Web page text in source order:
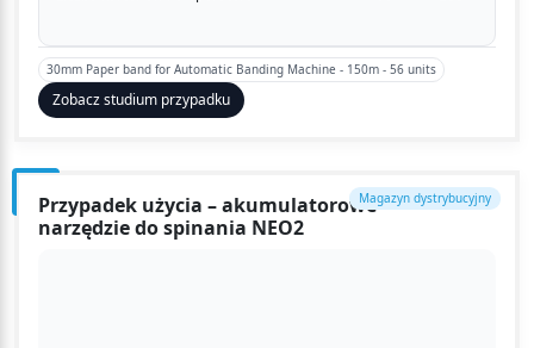
30mm Paper band for Automatic Banding Machine - 150m - 56 units
Zobacz studium przypadku
Magazyn dystrybucyjny
Przypadek użycia – akumulatorowe
narzędzie do spinania NEO2